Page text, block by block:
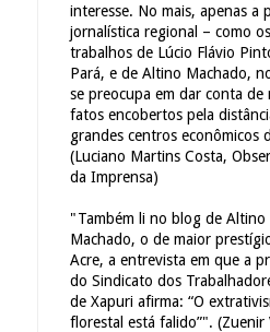
interesse. No mais, apenas a
jornalística regional – como os
trabalhos de Lúcio Flávio
Pará, e de Altino Machado,
se preocupa em dar conta de
fatos encobertos pela
grandes centros econômicos
(Luciano Martins Costa,
da Imprensa)
"Também li no blog de Altino
Machado, o de maior
Acre, a entrevista em que a
do Sindicato dos
de Xapuri afirma: “O
florestal está falido”". (Zuenir